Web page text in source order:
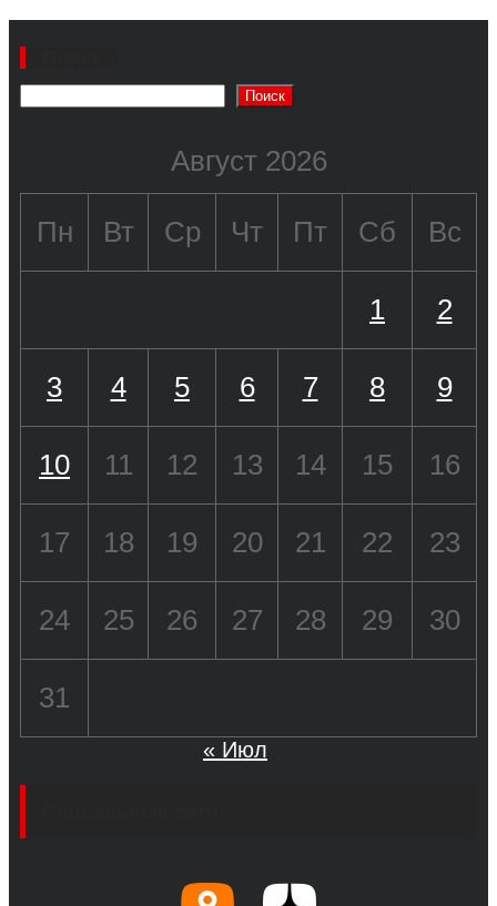
Поиск
Август 2026
Пн Вт Ср Чт Пт Сб Вс
1 2
3 4 5 6 7 8 9
10 11 12 13 14 15 16
17 18 19 20 21 22 23
24 25 26 27 28 29 30
31
« Июл